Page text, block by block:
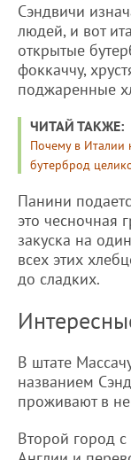
Сэндвичи
людей, и вот
открытые
фоккаччу,
поджаренные
ЧИТАЙ ТАКЖЕ:
Почему в Италии
бутерброд
Панини
это чесночная
закуска на
всех этих
до сладких.
В штате
названием
проживают в
Второй город с